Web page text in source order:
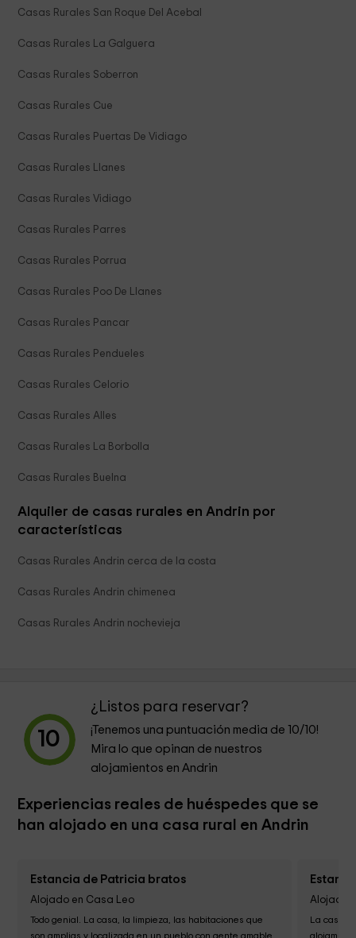
Casas Rurales San Roque Del Acebal
Casas Rurales La Galguera
Casas Rurales Soberron
Casas Rurales Cue
Casas Rurales Puertas De Vidiago
Casas Rurales Llanes
Casas Rurales Vidiago
Casas Rurales Parres
Casas Rurales Porrua
Casas Rurales Poo De Llanes
Casas Rurales Pancar
Casas Rurales Pendueles
Casas Rurales Celorio
Casas Rurales Alles
Casas Rurales La Borbolla
Casas Rurales Buelna
Alquiler de casas rurales en Andrin por
características
Casas Rurales Andrin cerca de la costa
Casas Rurales Andrin chimenea
Casas Rurales Andrin nochevieja
10
¿Listos para reservar?
¡Tenemos una puntuación media de 10/10!
Mira lo que opinan de nuestros
alojamientos en Andrin
Experiencias reales de huéspedes que se
han alojado en una casa rural en Andrin
Estancia de Patricia bratos
Alojado en Casa Leo
Todo genial. La casa, la limpieza, las habitaciones que
son amplias y localizada en un pueblo con gente amable.
Alojado
La casa